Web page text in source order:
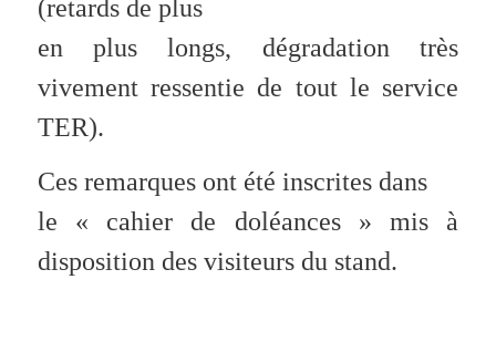
(retards de plus
en plus longs, dégradation très
vivement ressentie de tout le service
TER).
Ces remarques ont été inscrites dans
le « cahier de doléances » mis à
disposition des visiteurs du stand.